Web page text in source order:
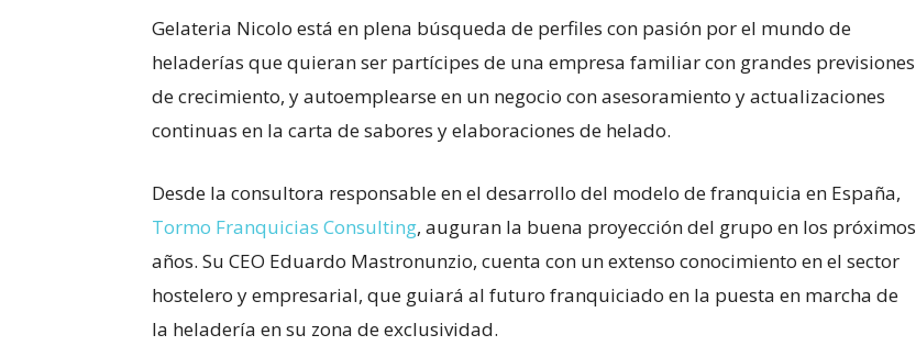
Gelateria Nicolo está en plena búsqueda de perfiles con pasión por el mundo de
heladerías que quieran ser partícipes de una empresa familiar con grandes previsiones
de crecimiento, y autoemplearse en un negocio con asesoramiento y actualizaciones
continuas en la carta de sabores y elaboraciones de helado.
Desde la consultora responsable en el desarrollo del modelo de franquicia en España,
Tormo Franquicias Consulting, auguran la buena proyección del grupo en los próximos
años. Su CEO Eduardo Mastronunzio, cuenta con un extenso conocimiento en el sector
hostelero y empresarial, que guiará al futuro franquiciado en la puesta en marcha de
la heladería en su zona de exclusividad.